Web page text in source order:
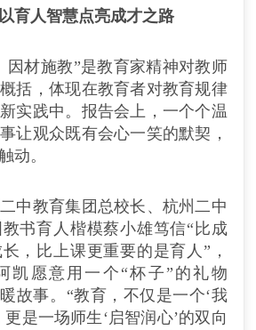
育人智慧点亮成才之路
材施教”是教育家精神对教师
括，体现在教育者对教育规律
实践中。报告会上，一个个温
让观众既有会心一笑的默契，
动。
教育集团总校长、杭州二中
书育人楷模蔡小雄笃信“比成
，比上课更重要的是育人”，
凯愿意用一个“杯子”的礼物
故事。“教育，不仅是一个‘我
是一场师生‘启智润心’的双向